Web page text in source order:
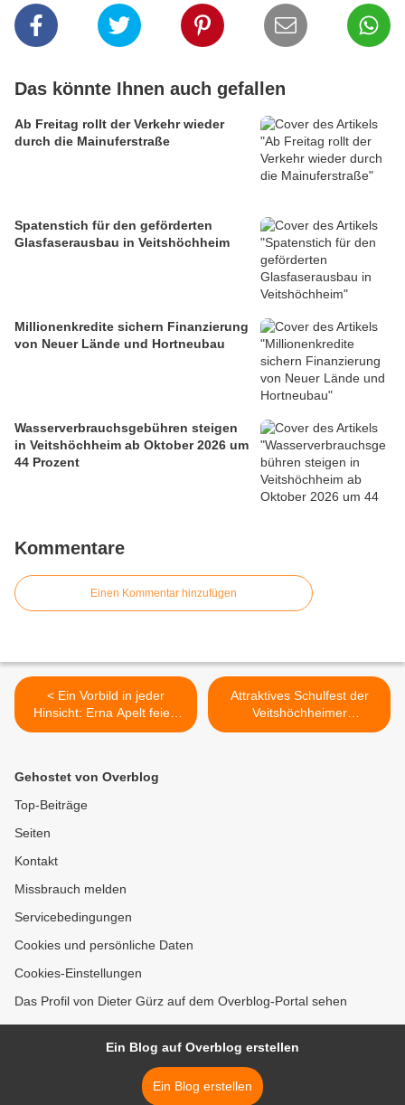
Das könnte Ihnen auch gefallen
Ab Freitag rollt der Verkehr wieder
durch die Mainuferstraße
Spatenstich für den geförderten
Glasfaserausbau in Veitshöchheim
Millionenkredite sichern Finanzierung
von Neuer Lände und Hortneubau
Wasserverbrauchsgebühren steigen
in Veitshöchheim ab Oktober 2026 um
44 Prozent
Kommentare
Einen Kommentar hinzufügen
< Ein Vorbild in jeder
Hinsicht: Erna Apelt feiert
am Samstag, 23. Juli ihren
Attraktives Schulfest der
Veitshöchheimer
Mittelschule mit viel Musik,
Gehostet von Overblog
Top-Beiträge
Seiten
Kontakt
Missbrauch melden
Servicebedingungen
Cookies und persönliche Daten
Cookies-Einstellungen
Das Profil von Dieter Gürz auf dem Overblog-Portal sehen
Ein Blog auf Overblog erstellen
Ein Blog erstellen